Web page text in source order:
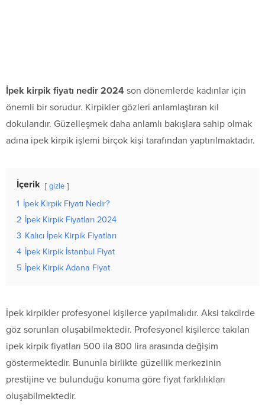
İpek kirpik fiyatı nedir 2024 son dönemlerde kadınlar için
önemli bir sorudur. Kirpikler gözleri anlamlaştıran kıl
dokularıdır. Güzelleşmek daha anlamlı bakışlara sahip olmak
adına ipek kirpik işlemi birçok kişi tarafından yaptırılmaktadır.
İçerik gizle
1 İpek Kirpik Fiyatı Nedir?
2 İpek Kirpik Fiyatları 2024
3 Kalıcı İpek Kirpik Fiyatları
4 İpek Kirpik İstanbul Fiyat
5 İpek Kirpik Adana Fiyat
İpek kirpikler profesyonel kişilerce yapılmalıdır. Aksi takdirde
göz sorunları oluşabilmektedir. Profesyonel kişilerce takılan
ipek kirpik fiyatları 500 ila 800 lira arasında değişim
göstermektedir. Bununla birlikte güzellik merkezinin
prestijine ve bulunduğu konuma göre fiyat farklılıkları
oluşabilmektedir.